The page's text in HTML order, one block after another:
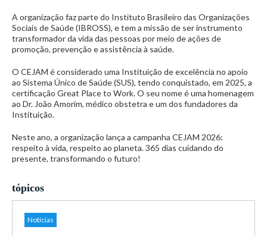
A organização faz parte do Instituto Brasileiro das Organizações
Sociais de Saúde (IBROSS), e tem a missão de ser instrumento
transformador da vida das pessoas por meio de ações de
promoção, prevenção e assistência à saúde.
O CEJAM é considerado uma Instituição de excelência no apoio
ao Sistema Único de Saúde (SUS), tendo conquistado, em 2025, a
certificação Great Place to Work. O seu nome é uma homenagem
ao Dr. João Amorim, médico obstetra e um dos fundadores da
Instituição.
Neste ano, a organização lança a campanha CEJAM 2026:
respeito à vida, respeito ao planeta. 365 dias cuidando do
presente, transformando o futuro!
tópicos
Notícias